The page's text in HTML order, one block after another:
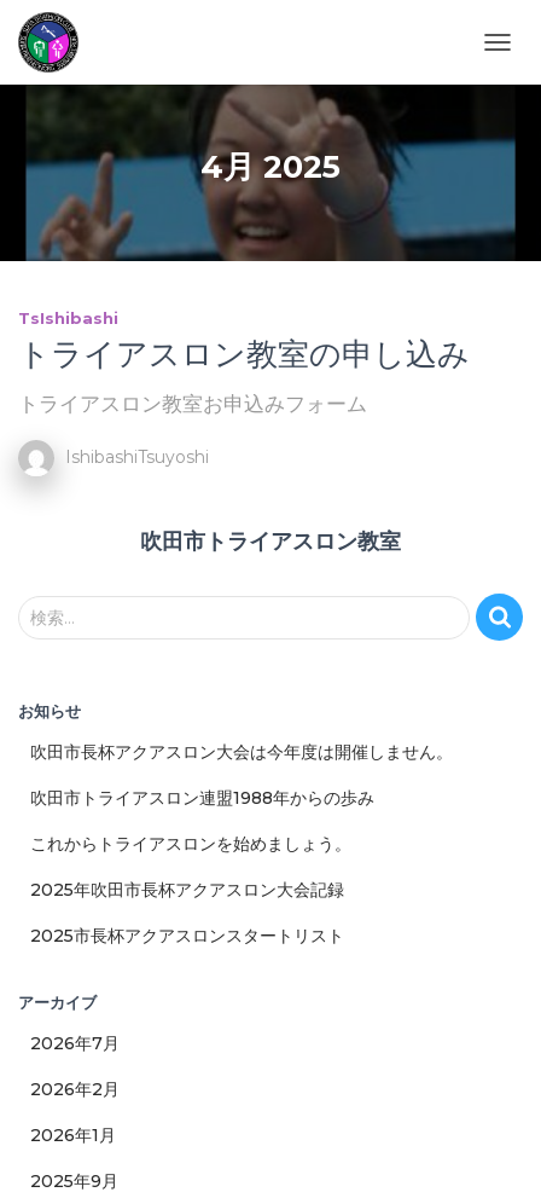
4月 2025
TsIshibashi
トライアスロン教室の申し込み
トライアスロン教室お申込みフォーム
IshibashiTsuyoshi
吹田市トライアスロン教室
検
索
検索…
お知らせ
吹田市長杯アクアスロン大会は今年度は開催しません。
吹田市トライアスロン連盟1988年からの歩み
これからトライアスロンを始めましょう。
2025年吹田市長杯アクアスロン大会記録
2025市長杯アクアスロンスタートリスト
アーカイブ
2026年7月
2026年2月
2026年1月
2025年9月